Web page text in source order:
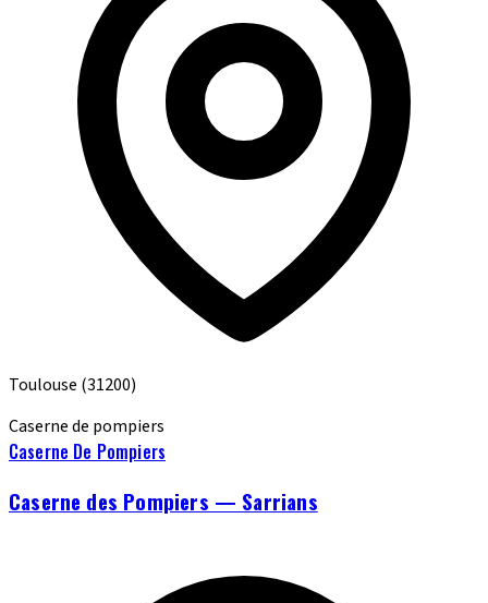
Toulouse (31200)
Caserne de pompiers
Caserne De Pompiers
Caserne des Pompiers — Sarrians